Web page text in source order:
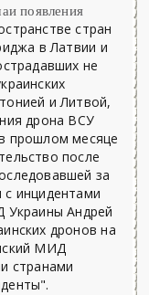
появления
стран
в Латвии и
не
и Литвой,
дрона ВСУ
прошлом месяце
после
за
инцидентами
Украины Андрей
дронов на
МИД
странами